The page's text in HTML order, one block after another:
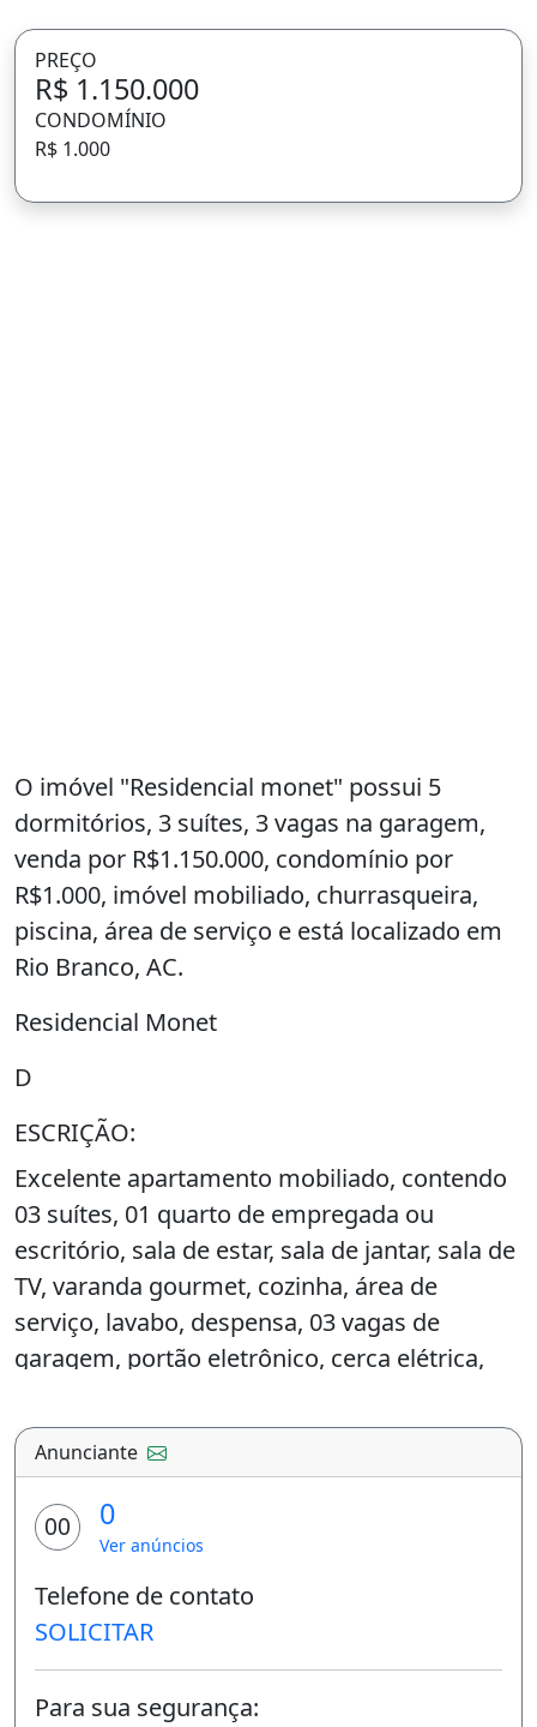
O imóvel "Residencial monet" possui 5
dormitórios, 3 suítes, 3 vagas na garagem,
venda por R$1.150.000, condomínio por
R$1.000, imóvel mobiliado, churrasqueira,
piscina, área de serviço e está localizado em
Rio Branco, AC.
Residencial Monet
D
ESCRIÇÃO:
Excelente apartamento mobiliado, contendo
escritório, sala de estar, sala de jantar, sala de
TV, varanda gourmet, cozinha, área de
serviço, lavabo, despensa, 03 vagas de
garagem, portão eletrônico, cerca elétrica,